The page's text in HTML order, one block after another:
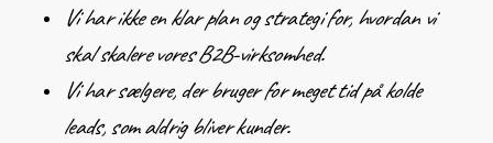
Vi har ikke en klar plan og strategi for, hvordan vi
skal skalere vores B2B-virksomhed.
Vi har sælgere, der bruger for meget tid på kolde
leads, som aldrig bliver kunder.